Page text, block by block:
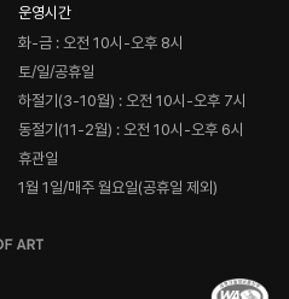
운영시간
화-금 : 오전 10시-오후 8시
토/일/공휴일
하절기(3-10월) : 오전 10시-오후 7시
동절기(11-2월) : 오전 10시-오후 6시
휴관일
1월 1일/매주 월요일(공휴일 제외)